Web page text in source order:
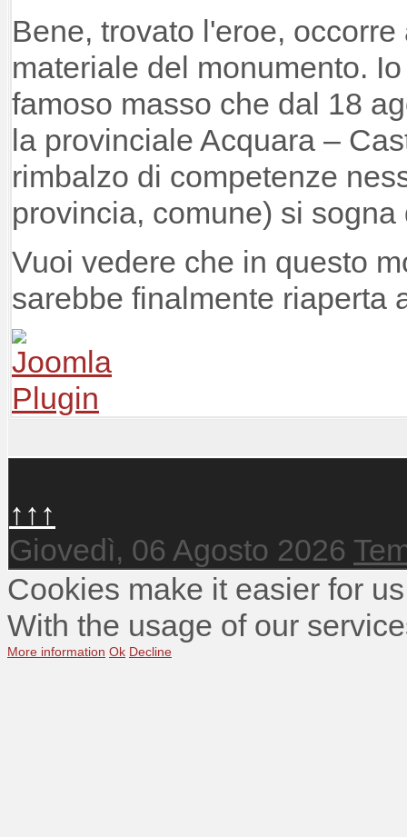
Bene, trovato l'eroe,
materiale del monumento.
famoso masso che dal 18
la provinciale Acquara –
rimbalzo di competenze
provincia, comune) si sogna
Vuoi vedere che in questo
sarebbe finalmente riaperta
↑↑↑
Giovedì, 06 Agosto 2026
Cookies make it easier for
With the usage of our
More information Ok Decline